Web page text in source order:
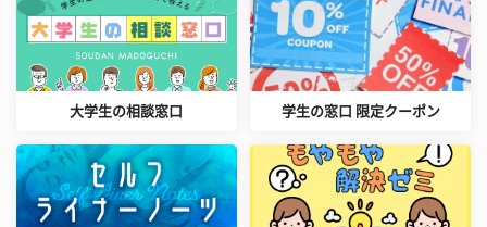
大学生の相談窓口 学生の窓口 限定クーポン